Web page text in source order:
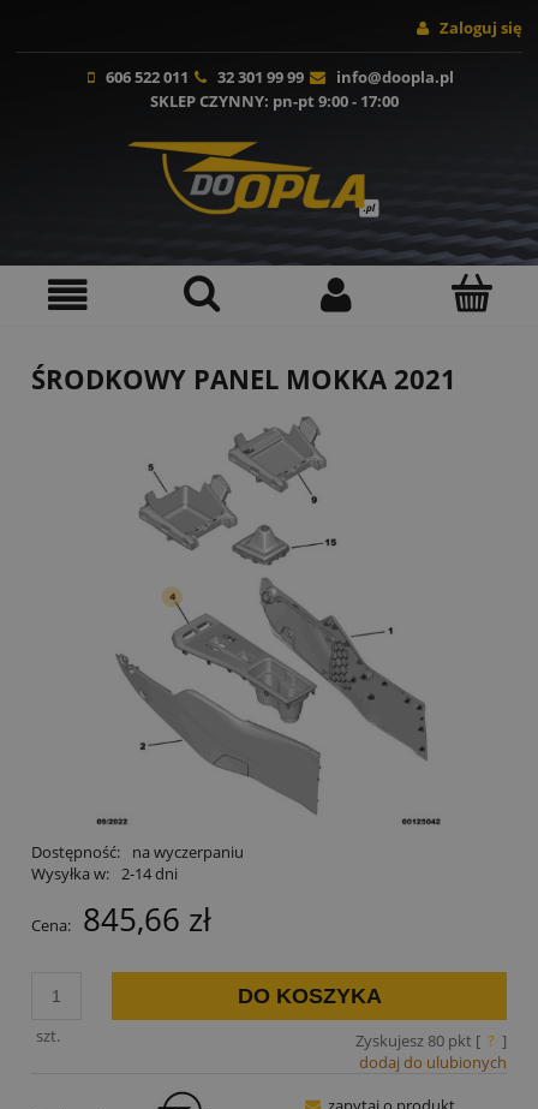
Zaloguj się
606 522 011 32 301 99 99
info@doopla.pl
SKLEP CZYNNY: pn-pt 9:00 - 17:00
ŚRODKOWY PANEL MOKKA 2021
Dostępność:
na wyczerpaniu
Wysyłka w: 2-14 dni
Cena: 845,66 zł
szt.
DO KOSZYKA
Zyskujesz 80pkt [ ? ]
dodaj do ulubionych